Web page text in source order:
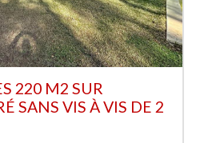
220 M2 SUR
SANS VIS À VIS DE 2